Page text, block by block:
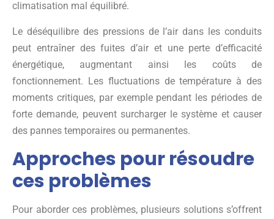
climatisation mal équilibré.
Le déséquilibre des pressions de l’air dans les conduits
peut entraîner des fuites d’air et une perte d’efficacité
énergétique, augmentant ainsi les coûts de
fonctionnement. Les fluctuations de température à des
moments critiques, par exemple pendant les périodes de
forte demande, peuvent surcharger le système et causer
des pannes temporaires ou permanentes.
Approches pour résoudre
ces problèmes
Pour aborder ces problèmes, plusieurs solutions s’offrent